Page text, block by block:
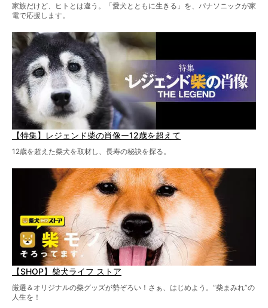
家族だけど、ヒトとは違う。「愛犬とともに生きる」を、パナソニックが家
電で応援します。
【特集】レジェンド柴の肖像ー12歳を超えて
12歳を超えた柴犬を取材し、長寿の秘訣を探る。
【SHOP】柴犬ライフ ストア
厳選＆オリジナルの柴グッズが勢ぞろい！さぁ、はじめよう。“柴まみれ”の
人生を！